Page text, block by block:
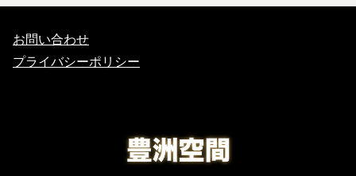
お問い合わせ
プライバシーポリシー